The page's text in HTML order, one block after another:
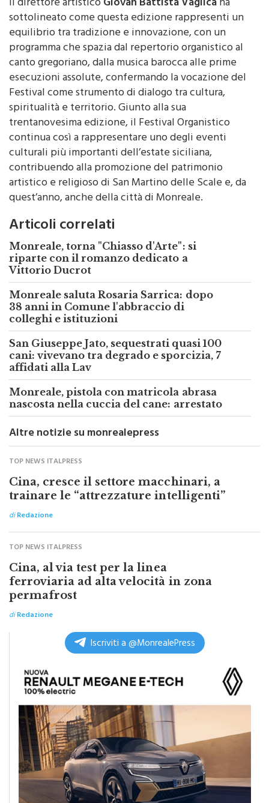
sottolineato come questa edizione rappresenti un
equilibrio tra tradizione e innovazione, con un
programma che spazia dal repertorio organistico al
canto gregoriano, dalla musica barocca alle prime
esecuzioni assolute, confermando la vocazione del
Festival come strumento di dialogo tra cultura,
spiritualità e territorio. Giunto alla sua
trentanovesima edizione, il Festival Organistico
continua così a rappresentare uno degli eventi
culturali più importanti dell’estate siciliana,
contribuendo alla promozione del patrimonio
artistico e religioso di San Martino delle Scale e, da
quest’anno, anche della città di Monreale.
Articoli correlati
Monreale, torna "Chiasso d'Arte": si
riparte con il romanzo dedicato a
Vittorio Ducrot
Monreale saluta Rosaria Sarrica: dopo
38 anni in Comune l'abbraccio di
colleghi e istituzioni
San Giuseppe Jato, sequestrati quasi 100
cani: vivevano tra degrado e sporcizia, 7
affidati alla Lav
Monreale, pistola con matricola abrasa
nascosta nella cuccia del cane: arrestato
Altre notizie su monrealepress
TOP NEWS ITALPRESS
Cina, cresce il settore macchinari, a
trainare le “attrezzature intelligenti”
diRedazione
TOP NEWS ITALPRESS
Cina, al via test per la linea
ferroviaria ad alta velocità in zona
permafrost
diRedazione
Iscriviti a @MonrealePress